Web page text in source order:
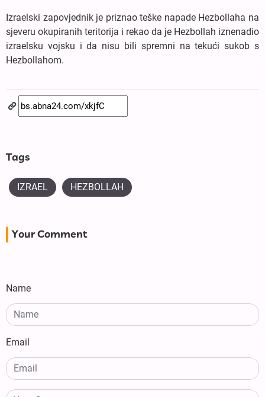
Izraelski zapovjednik je priznao teške napade Hezbollaha na
sjeveru okupiranih teritorija i rekao da je Hezbollah iznenadio
izraelsku vojsku i da nisu bili spremni na tekući sukob s
Hezbollahom.
Tags
IZRAEL HEZBOLLAH
Your Comment
Name
Email